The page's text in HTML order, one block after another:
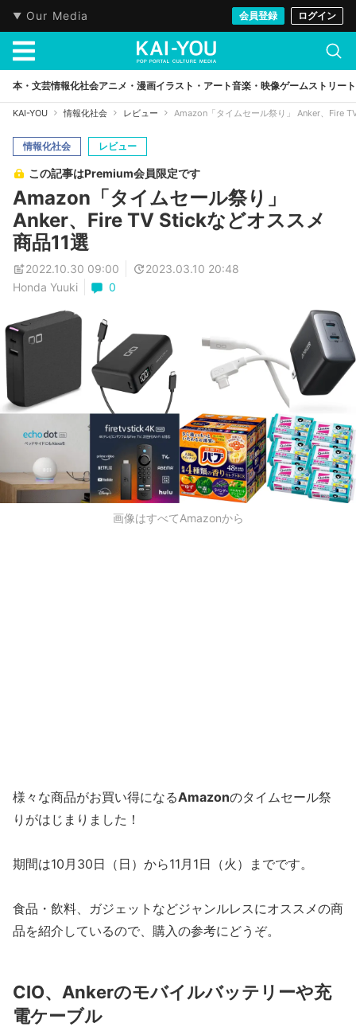
Our Media 会員登録 ログイン
本・文芸情報化社会アニメ・漫画イラスト・アート音楽・映像ゲームストリート
KAI-YOU 情報化社会 レビュー Amazon「タイムセール祭り」 Anker、Fire
情報化社会 レビュー
この記事はPremium会員限定です
Amazon「タイムセール祭り」
Anker、Fire TV Stickなどオススメ
商品11選
2022.10.30 09:00
2023.03.10 20:48
Honda Yuuki
0
画像はすべてAmazonから
様々な商品がお買い得になるAmazonのタイムセール祭
りがはじまりました！
期間は10月30日（日）から11月1日（火）までです。
食品・飲料、ガジェットなどジャンルレスにオススメの商
品を紹介しているので、購入の参考にどうぞ。
CIO、Ankerのモバイルバッテリーや充
電ケーブル